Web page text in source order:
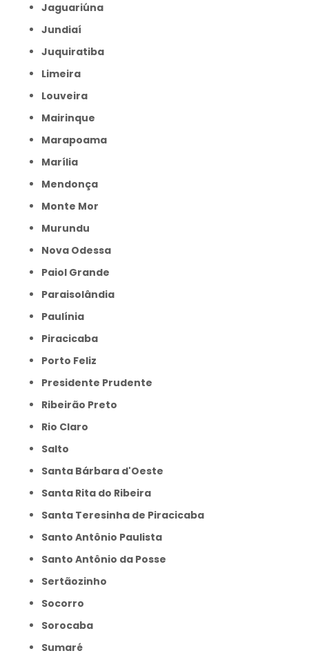
Jaguariúna
Jundiaí
Juquiratiba
Limeira
Louveira
Mairinque
Marapoama
Marília
Mendonça
Monte Mor
Murundu
Nova Odessa
Paiol Grande
Paraisolândia
Paulínia
Piracicaba
Porto Feliz
Presidente Prudente
Ribeirão Preto
Rio Claro
Salto
Santa Bárbara d'Oeste
Santa Rita do Ribeira
Santa Teresinha de Piracicaba
Santo Antônio Paulista
Santo Antônio da Posse
Sertãozinho
Socorro
Sorocaba
Sumaré